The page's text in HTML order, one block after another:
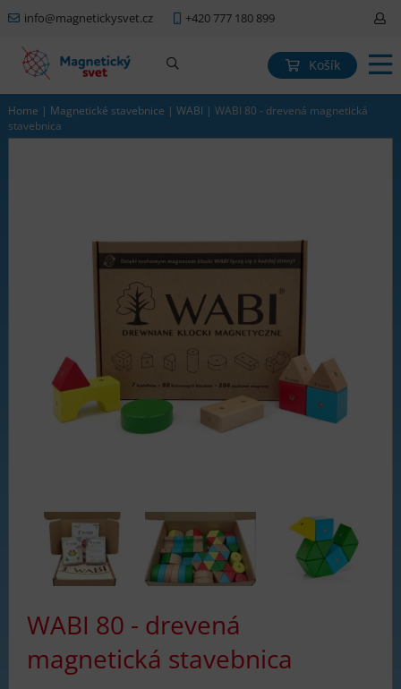
info@magnetickysvet.cz +420 777 180 899
Košík
Home | Magnetické stavebnice | WABI | WABI 80 - drevená magnetická
stavebnica
WABI 80 - drevená
magnetická stavebnica